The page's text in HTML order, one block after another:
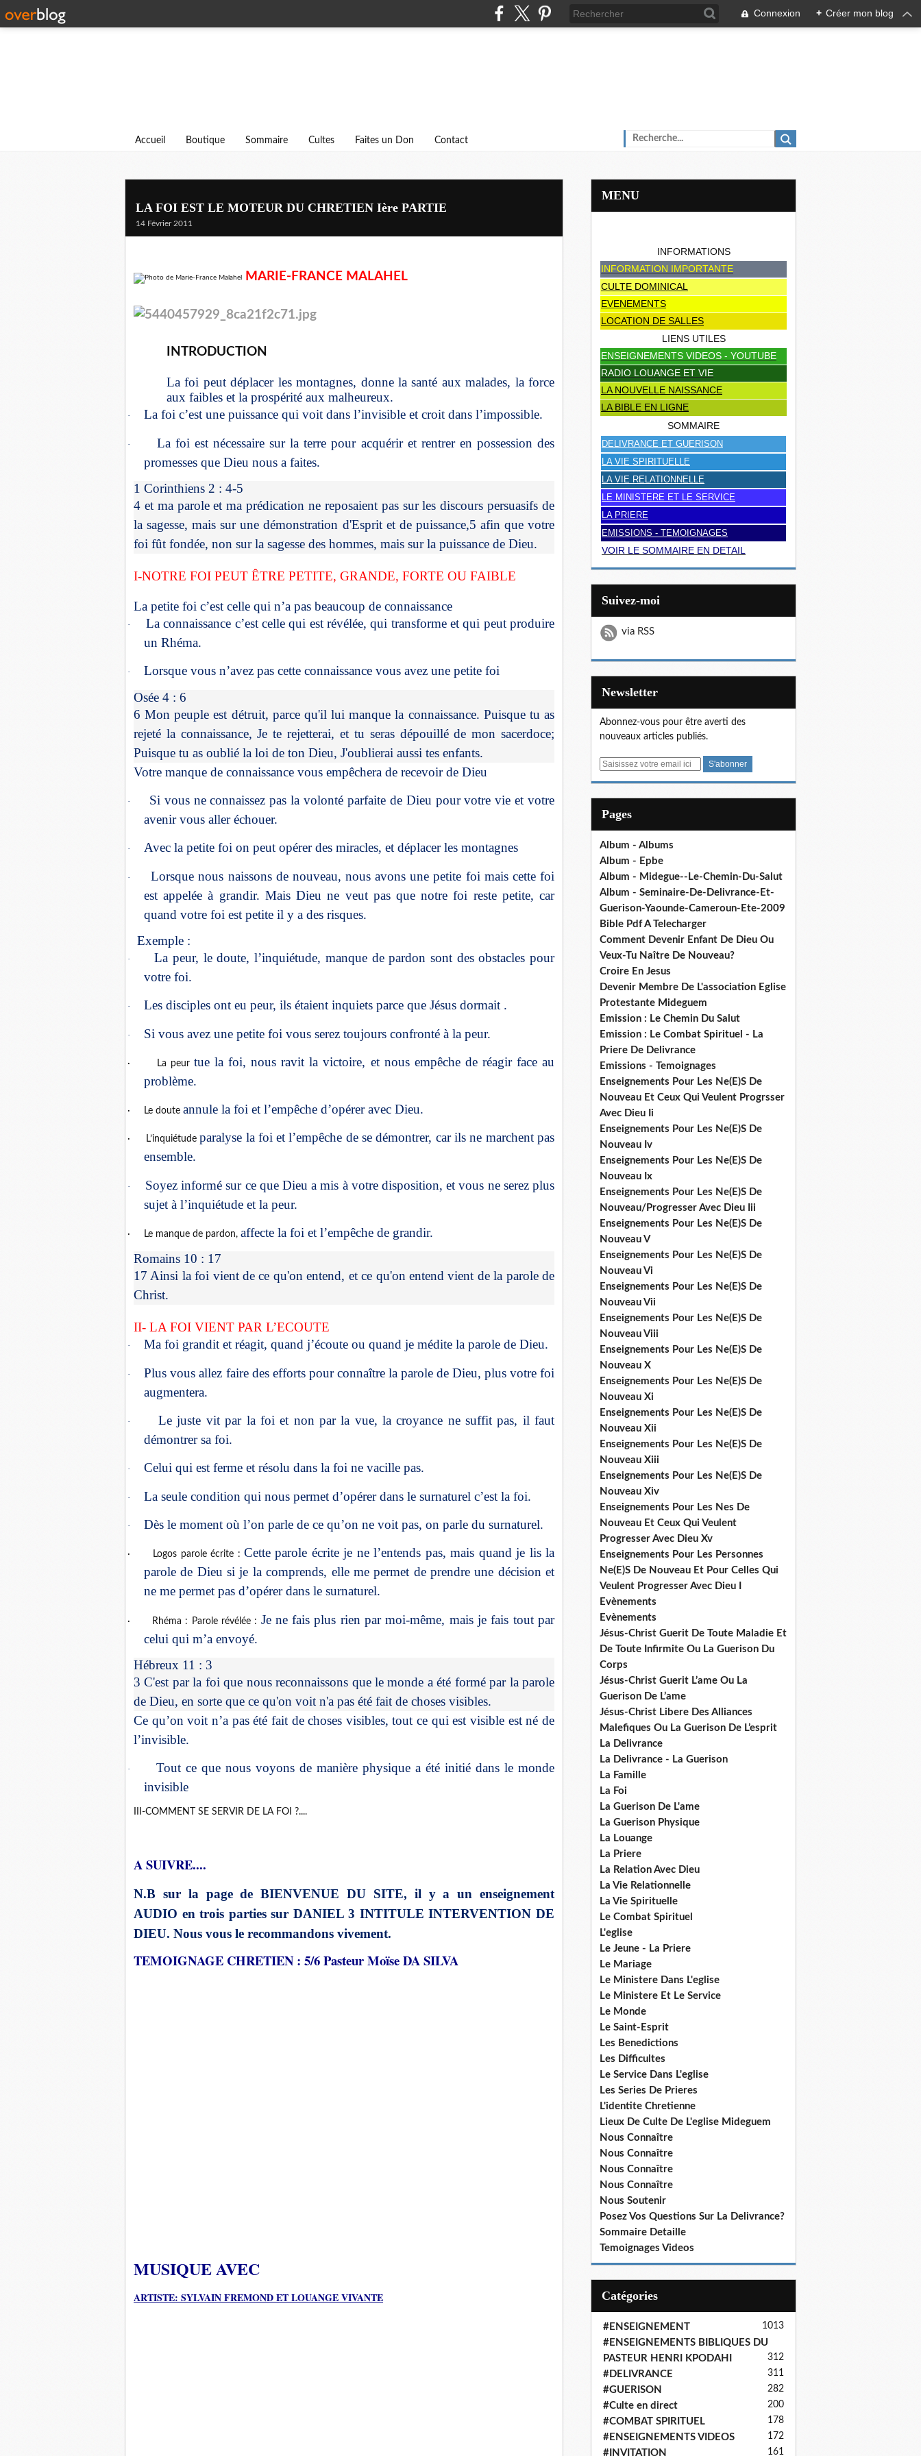
Connexion + Créer mon blog
Accueil Boutique Sommaire Cultes Faites un Don Contact
LA FOI EST LE MOTEUR DU CHRETIEN Ière PARTIE
14 Février 2011
MARIE-FRANCE MALAHEL
INTRODUCTION
La foi peut déplacer les montagnes, donne la santé aux malades, la force
aux faibles et la prospérité aux malheureux.
· La foi c’est une puissance qui voit dans l’invisible et croit dans l’impossible.
·
La foi est nécessaire sur la terre pour acquérir et rentrer en possession des
promesses que Dieu nous a faites.
1 Corinthiens 2 : 4-5
4 et ma parole et ma prédication ne reposaient pas sur les discours persuasifs de
la sagesse, mais sur une démonstration d'Esprit et de puissance,5 afin que votre
foi fût fondée, non sur la sagesse des hommes, mais sur la puissance de Dieu.
I-NOTRE FOI PEUT ÊTRE PETITE, GRANDE, FORTE OU FAIBLE
La petite foi c’est celle qui n’a pas beaucoup de connaissance
·
La connaissance c’est celle qui est révélée, qui transforme et qui peut produire
un Rhéma.
·
Lorsque vous n’avez pas cette connaissance vous avez une petite foi
Osée 4 : 6
6 Mon peuple est détruit, parce qu'il lui manque la connaissance. Puisque tu as
rejeté la connaissance, Je te rejetterai, et tu seras dépouillé de mon sacerdoce;
Puisque tu as oublié la loi de ton Dieu, J'oublierai aussi tes enfants.
Votre manque de connaissance vous empêchera de recevoir de Dieu
·
Si vous ne connaissez pas la volonté parfaite de Dieu pour votre vie et votre
avenir vous aller échouer.
· Avec la petite foi on peut opérer des miracles, et déplacer les montagnes
·
Lorsque nous naissons de nouveau, nous avons une petite foi mais cette foi
est appelée à grandir. Mais Dieu ne veut pas que notre foi reste petite, car
quand votre foi est petite il y a des risques.
Exemple :
·
La peur, le doute, l’inquiétude, manque de pardon sont des obstacles pour
votre foi.
· Les disciples ont eu peur, ils étaient inquiets parce que Jésus dormait .
· Si vous avez une petite foi vous serez toujours confronté à la peur.
· La peur tue la foi, nous ravit la victoire, et nous empêche de réagir face au
problème.
· Le doute annule la foi et l’empêche d’opérer avec Dieu.
· L’inquiétude paralyse la foi et l’empêche de se démontrer, car ils ne marchent pas
ensemble.
·
Soyez informé sur ce que Dieu a mis à votre disposition, et vous ne serez plus
sujet à l’inquiétude et la peur.
· Le manque de pardon, affecte la foi et l’empêche de grandir.
Romains 10 : 17
17 Ainsi la foi vient de ce qu'on entend, et ce qu'on entend vient de la parole de
Christ.
II- LA FOI VIENT PAR L’ECOUTE
· Ma foi grandit et réagit, quand j’écoute ou quand je médite la parole de Dieu.
·
Plus vous allez faire des efforts pour connaître la parole de Dieu, plus votre foi
augmentera.
·
Le juste vit par la foi et non par la vue, la croyance ne suffit pas, il faut
démontrer sa foi.
· Celui qui est ferme et résolu dans la foi ne vacille pas.
· La seule condition qui nous permet d’opérer dans le surnaturel c’est la foi.
· Dès le moment où l’on parle de ce qu’on ne voit pas, on parle du surnaturel.
· Logos parole écrite : Cette parole écrite je ne l’entends pas, mais quand je lis la
parole de Dieu si je la comprends, elle me permet de prendre une décision et
ne me permet pas d’opérer dans le surnaturel.
· Rhéma : Parole révélée : Je ne fais plus rien par moi-même, mais je fais tout par
celui qui m’a envoyé.
Hébreux 11 : 3
3 C'est par la foi que nous reconnaissons que le monde a été formé par la parole
de Dieu, en sorte que ce qu'on voit n'a pas été fait de choses visibles.
Ce qu’on voit n’a pas été fait de choses visibles, tout ce qui est visible est né de
l’invisible.
·
Tout ce que nous voyons de manière physique a été initié dans le monde
invisible
III-COMMENT SE SERVIR DE LA FOI ?....
A SUIVRE....
N.B sur la page de BIENVENUE DU SITE, il y a un enseignement
AUDIO en trois parties sur DANIEL 3 INTITULE INTERVENTION DE
DIEU. Nous vous le recommandons vivement.
TEMOIGNAGE CHRETIEN : 5/6 Pasteur Moïse DA SILVA
MUSIQUE AVEC
ARTISTE: SYLVAIN FREMOND ET LOUANGE VIVANTE
MENU
INFORMATIONS
INFORMATION IMPORTANTE
CULTE DOMINICAL
EVENEMENTS
LOCATION DE SALLES
LIENS UTILES
ENSEIGNEMENTS VIDEOS - YOUTUBE
RADIO LOUANGE ET VIE
LA NOUVELLE NAISSANCE
LA BIBLE EN LIGNE
SOMMAIRE
DELIVRANCE ET GUERISON
LA VIE SPIRITUELLE
LA VIE RELATIONNELLE
LE MINISTERE ET LE SERVICE
LA PRIERE
EMISSIONS - TEMOIGNAGES
VOIR LE SOMMAIRE EN DETAIL
Suivez-moi
via RSS
Newsletter
Abonnez-vous pour être averti des
nouveaux articles publiés.
E
Pages
Album - Albums
Album - Epbe
Album - Midegue--Le-Chemin-Du-Salut
Album - Seminaire-De-Delivrance-Et-
Guerison-Yaounde-Cameroun-Ete-2009
Bible Pdf A Telecharger
Comment Devenir Enfant De Dieu Ou
Veux-Tu Naître De Nouveau?
Croire En Jesus
Devenir Membre De L'association Eglise
Protestante Mideguem
Emission : Le Chemin Du Salut
Emission : Le Combat Spirituel - La
Priere De Delivrance
Emissions - Temoignages
Enseignements Pour Les Ne(E)S De
Nouveau Et Ceux Qui Veulent Progrsser
Avec Dieu Ii
Enseignements Pour Les Ne(E)S De
Nouveau Iv
Enseignements Pour Les Ne(E)S De
Nouveau Ix
Enseignements Pour Les Ne(E)S De
Nouveau/Progresser Avec Dieu Iii
Enseignements Pour Les Ne(E)S De
Nouveau V
Enseignements Pour Les Ne(E)S De
Nouveau Vi
Enseignements Pour Les Ne(E)S De
Nouveau Vii
Enseignements Pour Les Ne(E)S De
Nouveau Viii
Enseignements Pour Les Ne(E)S De
Nouveau X
Enseignements Pour Les Ne(E)S De
Nouveau Xi
Enseignements Pour Les Ne(E)S De
Nouveau Xii
Enseignements Pour Les Ne(E)S De
Nouveau Xiii
Enseignements Pour Les Ne(E)S De
Nouveau Xiv
Enseignements Pour Les Nes De
Nouveau Et Ceux Qui Veulent
Progresser Avec Dieu Xv
Enseignements Pour Les Personnes
Ne(E)S De Nouveau Et Pour Celles Qui
Veulent Progresser Avec Dieu I
Evènements
Evènements
Jésus-Christ Guerit De Toute Maladie Et
De Toute Infirmite Ou La Guerison Du
Corps
Jésus-Christ Guerit L’ame Ou La
Guerison De L’ame
Jésus-Christ Libere Des Alliances
Malefiques Ou La Guerison De L’esprit
La Delivrance
La Delivrance - La Guerison
La Famille
La Foi
La Guerison De L'ame
La Guerison Physique
La Louange
La Priere
La Relation Avec Dieu
La Vie Relationnelle
La Vie Spirituelle
Le Combat Spirituel
L'eglise
Le Jeune - La Priere
Le Mariage
Le Ministere Dans L'eglise
Le Ministere Et Le Service
Le Monde
Le Saint-Esprit
Les Benedictions
Les Difficultes
Le Service Dans L'eglise
Les Series De Prieres
L'identite Chretienne
Lieux De Culte De L'eglise Mideguem
Nous Connaître
Nous Connaître
Nous Connaître
Nous Connaître
Nous Soutenir
Posez Vos Questions Sur La Delivrance?
Sommaire Detaille
Temoignages Videos
Catégories
#ENSEIGNEMENT 1013
#ENSEIGNEMENTS BIBLIQUES DU
PASTEUR HENRI KPODAHI
312
#DELIVRANCE 311
#GUERISON 282
#Culte en direct 200
#COMBAT SPIRITUEL 178
#ENSEIGNEMENTS VIDEOS 172
#INVITATION 161